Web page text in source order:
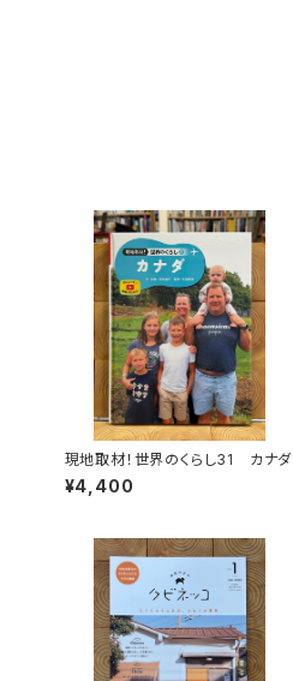
現地取材！世界のくらし31 カナダ
¥4,400